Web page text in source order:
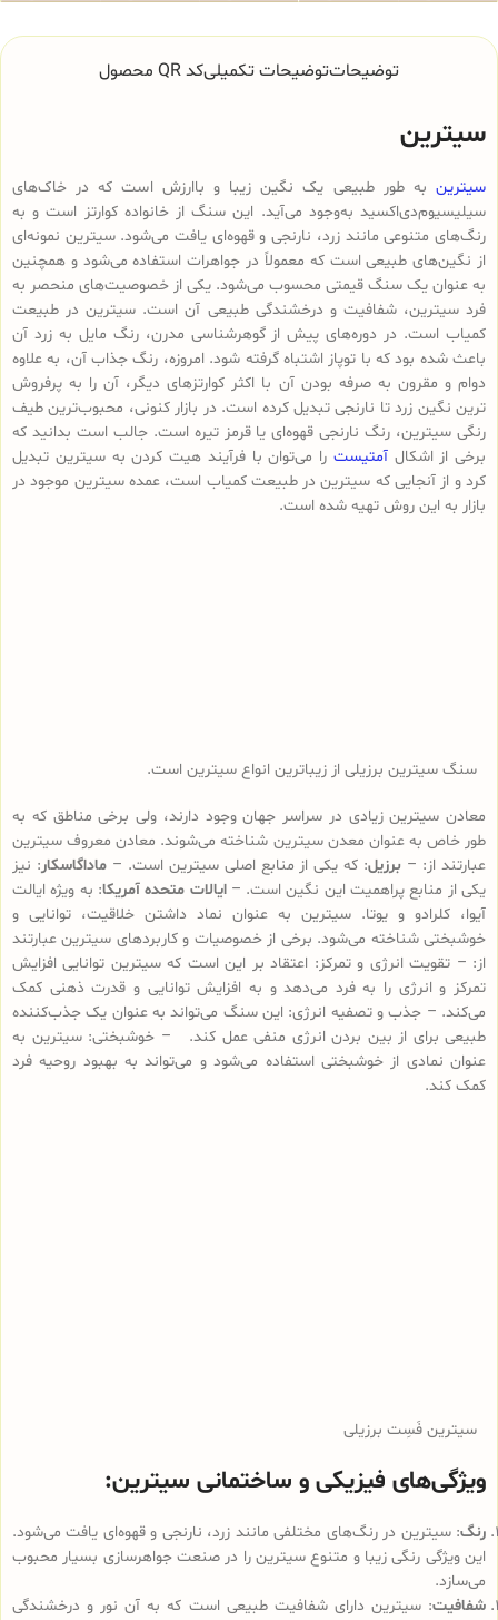
توضیحاتتوضیحات تکمیلیکد QR محصول
سیترین
سیترین به طور طبیعی یک نگین زیبا و باارزش است که در خاک‌های
سیلیسیوم‌دی‌اکسید به‌وجود می‌آید. این سنگ از خانواده کوارتز است و به
رنگ‌های متنوعی مانند زرد، نارنجی و قهوه‌ای یافت می‌شود. سیترین نمونه‌ای
از نگین‌های طبیعی است که معمولاً در جواهرات استفاده می‌شود و همچنین
به عنوان یک سنگ قیمتی محسوب می‌شود. یکی از خصوصیت‌های منحصر به
فرد سیترین، شفافیت و درخشندگی طبیعی آن است. سیترین در طبیعت
کمیاب است. در دوره‌های پیش از گوهرشناسی مدرن، رنگ مایل به زرد آن
باعث شده بود که با توپاز اشتباه گرفته شود. امروزه، رنگ جذاب آن، به علاوه
دوام و مقرون به صرفه بودن آن با اکثر کوارتزهای دیگر، آن را به پرفروش
ترین نگین زرد تا نارنجی تبدیل کرده است. در بازار کنونی، محبوب‌ترین طیف
رنگی سیترین، رنگ نارنجی قهوه‌ای یا قرمز تیره است. جالب است بدانید که
برخی از اشکالآمتیست را می‌توان با فرآیند هیت کردن به سیترین تبدیل
کرد و از آنجایی که سیترین در طبیعت کمیاب است، عمده سیترین موجود در
بازار به این روش تهیه شده است.
سنگ سیترین برزیلی از زیباترین انواع سیترین است.
معادن سیترین زیادی در سراسر جهان وجود دارند، ولی برخی مناطق که به
طور خاص به عنوان معدن سیترین شناخته می‌شوند. معادن معروف سیترین‌
عبارتند از: – برزیل: که یکی از منابع اصلی سیترین است. –ماداگاسکار: نیز
یکی از منابع پراهمیت این نگین است. –ایالات متحده آمریکا: به ویژه ایالت
آیوا، کلرادو و یوتا. سیترین به عنوان نماد داشتن خلاقیت، توانایی و
خوشبختی شناخته می‌شود. برخی از خصوصیات و کاربردهای سیترین عبارتند
از: – تقویت انرژی و تمرکز: اعتقاد بر این است که سیترین توانایی افزایش
تمرکز و انرژی را به فرد می‌دهد و به افزایش توانایی و قدرت ذهنی کمک
می‌کند. – جذب و تصفیه انرژی: این سنگ می‌تواند به عنوان یک جذب‌کننده
طبیعی برای از بین بردن انرژی منفی عمل کند. – خوشبختی: سیترین به
عنوان نمادی از خوشبختی استفاده می‌شود و می‌تواند به بهبود روحیه فرد
کمک کند.
سیترین فَسِت برزیلی
ویژگی‌های فیزیکی و ساختمانی سیترین:
رنگ: سیترین در رنگ‌های مختلفی مانند زرد، نارنجی و قهوه‌ای یافت می‌شود.
این ویژگی رنگی زیبا و متنوع سیترین را در صنعت جواهرسازی بسیار محبوب
می‌سازد.
شفافیت: سیترین دارای شفافیت طبیعی است که به آن نور و درخشندگی